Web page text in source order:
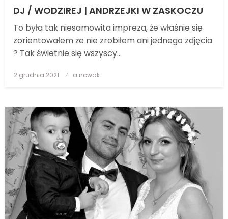
DJ / WODZIREJ | ANDRZEJKI W ZASKOCZU
To była tak niesamowita impreza, że właśnie się
zorientowałem że nie zrobiłem ani jednego zdjęcia
? Tak świetnie się wszyscy…
Posted
on
2 grudnia 2021 a.nowak